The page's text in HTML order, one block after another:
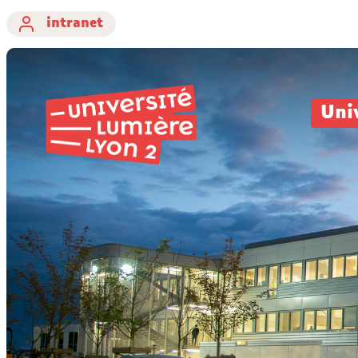
intranet